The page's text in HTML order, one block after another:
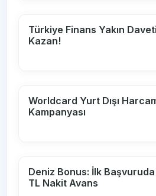
Türkiye Finans Yakın
Kazan!
Worldcard Yurt Dışı
Kampanyası
Deniz Bonus: İlk
TL Nakit Avans